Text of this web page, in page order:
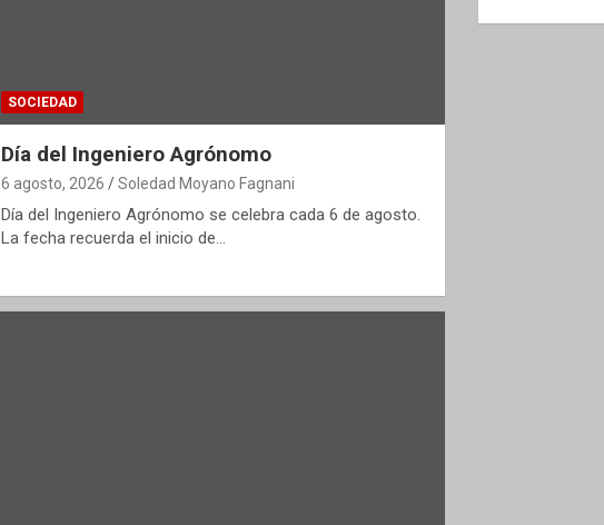
SOCIEDAD
Día del Ingeniero Agrónomo
6 agosto, 2026 Soledad Moyano Fagnani
Día del Ingeniero Agrónomo se celebra cada 6 de agosto.
La fecha recuerda el inicio de…